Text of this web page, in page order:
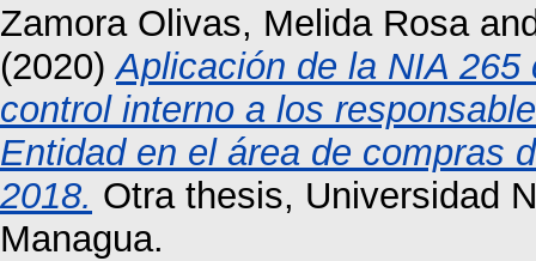
Zamora Olivas, Melida Rosa
(2020)Aplicación de la NIA
control interno a los
Entidad en el área de compras
2018. Otra thesis, Universidad
Managua.